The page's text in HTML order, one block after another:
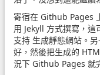
寄宿在 Github Pages
用 Jekyll 方式撰寫，這
支持 生成靜態網站。
好，然後把生成的
況下 Github Pages 就